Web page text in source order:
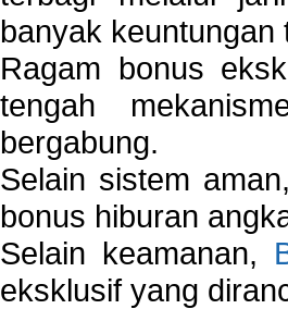
banyak keuntungan
Ragam bonus
tengah
bergabung.
Selain sistem aman,
bonus hiburan
Selain keamanan,
eksklusif yang